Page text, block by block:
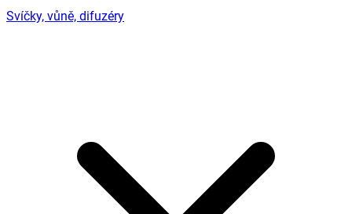
Svíčky, vůně, difuzéry